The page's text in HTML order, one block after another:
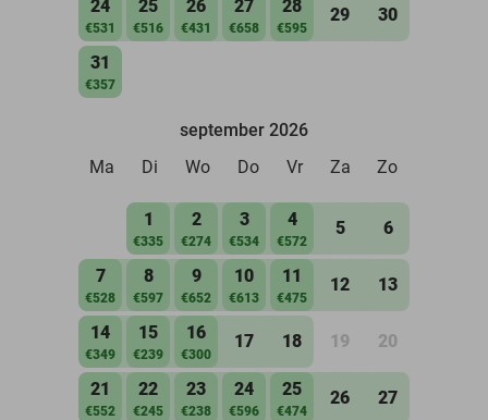
24
€531
25
€516
26
€431
27
€658
28
€595
29 30
31
€357
september 2026
Ma
Di Wo Do Vr Za Zo
1
€335
2
€274
3
€534
4
€572
5 6
7
€528
8
€597
9
€652
10
€613
11
€475
12 13
14
€349
15
€239
16
€300
17 18 19 20
21
€552
22
€245
23
€238
24
€596
25
€474
26 27